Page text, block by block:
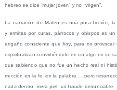
hebreo se dice “mujer joven” y no “vir­gen”.
La narra­ción de Mateo es una pura fic­ción;
y ermi­tas por curas, párro­cos y obis­pos es
enga­ño cons­cien­te que hoy, para no
espi­ri­tua­li­zan con­vir­tién­do­lo en un algo no se
que sabien­do que no fue un hecho real ni
rrec­ción en la fe, en la pala­bra…, pero
nada den­tro, mera piel, un frau­de denunciable.